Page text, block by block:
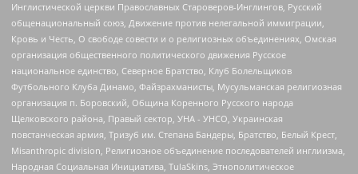
Инглистической церкви Православных Староверов-Инглингов, Русский
общенациональный союз, Движение против нелегальной иммиграции,
Кровь и Честь, О свободе совести и о религиозных объединениях, Омская
организация общественного политического движения Русское
национальное единство, Северное Братство, Клуб Болельщиков
Футбольного Клуба Динамо, Файзрахманисты, Мусульманская религиозная
организация п. Боровский, Община Коренного Русского народа
Щелковского района, Правый сектор, УНА - УНСО, Украинская
повстанческая армия, Тризуб им. Степана Бандеры, Братство, Белый Крест,
Misanthropic division, Религиозное объединение последователей инглиизма,
Народная Социальная Инициатива, TulaSkins, Этнополитическое